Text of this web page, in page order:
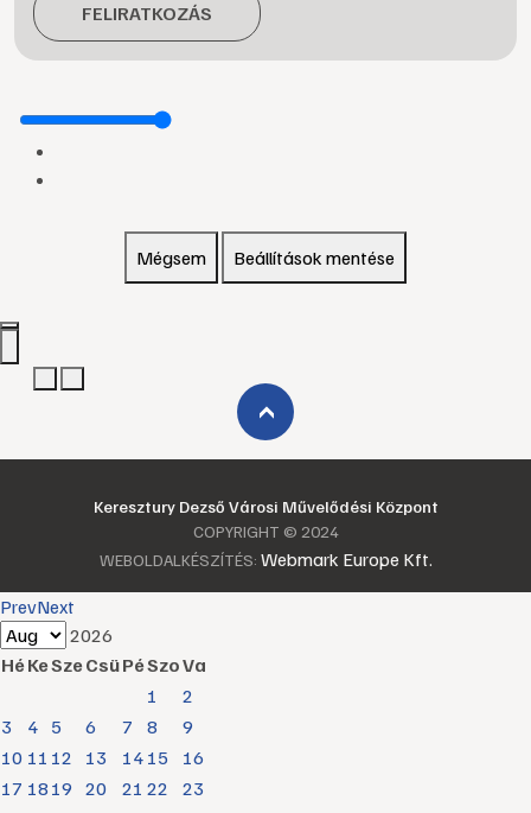
FELIRATKOZÁS
Mégsem Beállítások mentése
›
Keresztury Dezső Városi Művelődési Központ
COPYRIGHT © 2024
WEBOLDALKÉSZÍTÉS: Webmark Europe Kft.
PrevNext
2026
HéKeSzeCsüPéSzoVa
1
2
3
4 5 6 7 8
9
10 11 12 13 14 15
16
17 18 19 20 21 22
23